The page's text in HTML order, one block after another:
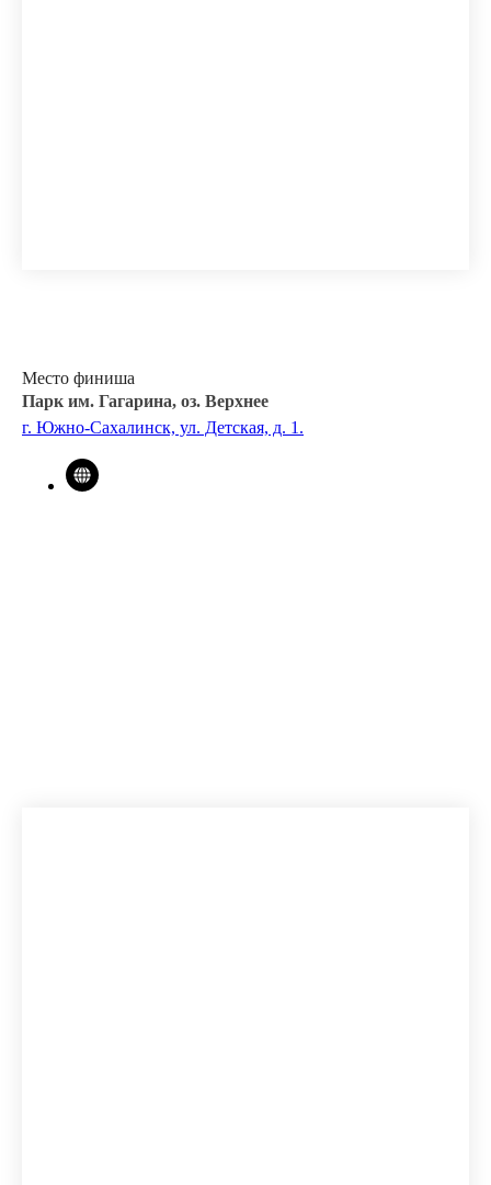
Место финиша
Парк им. Гагарина, оз. Верхнее
г. Южно-Сахалинск, ул. Детская, д. 1.